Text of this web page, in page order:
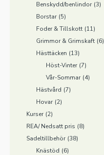
Benskydd/benlindor (3)
Borstar (5)
Foder & Tillskott (11)
Grimmor & Grimskaft (6)
Hästtäcken (13)
Höst-Vinter (7)
Vår-Sommar (4)
Hästvård (7)
Hovar (2)
Kurser (2)
REA/ Nedsatt pris (8)
Sadeltillbehör (38)
Knästöd (6)